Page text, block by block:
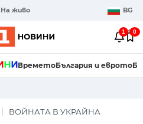
На живо BG
1 0
ВреметоБългария и еврото
ВОЙНАТА В УКРАЙНА